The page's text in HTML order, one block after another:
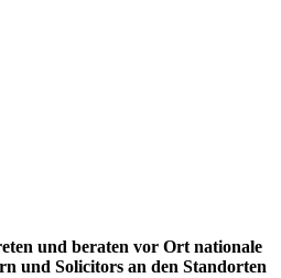
und beraten vor Ort nationale
und Solicitors an den Standorten